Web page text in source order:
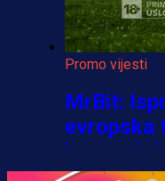
Promo vijesti
MrBit:
evropska
bonus